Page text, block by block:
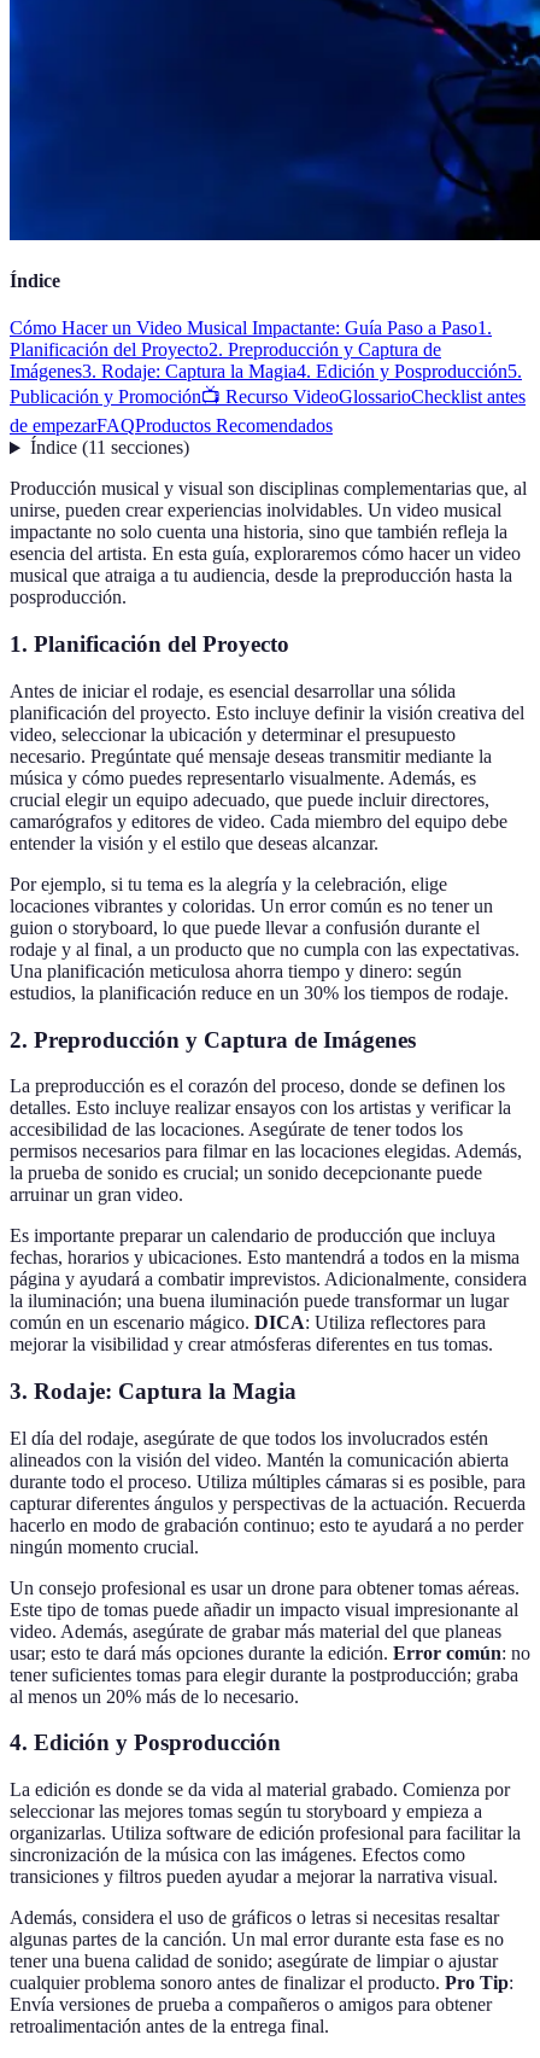
Índice
Cómo Hacer un Video Musical Impactante: Guía Paso a Paso1.
Planificación del Proyecto2. Preproducción y Captura de
Imágenes3. Rodaje: Captura la Magia4. Edición y Posproducción5.
Publicación y Promoción📺 Recurso VideoGlossarioChecklist antes
de empezarFAQProductos Recomendados
Índice(11 secciones)
Producción musical y visual son disciplinas complementarias que, al
unirse, pueden crear experiencias inolvidables. Un video musical
impactante no solo cuenta una historia, sino que también refleja la
esencia del artista. En esta guía, exploraremos cómo hacer un video
musical que atraiga a tu audiencia, desde la preproducción hasta la
posproducción.
1. Planificación del Proyecto
Antes de iniciar el rodaje, es esencial desarrollar una sólida
planificación del proyecto. Esto incluye definir la visión creativa del
video, seleccionar la ubicación y determinar el presupuesto
necesario. Pregúntate qué mensaje deseas transmitir mediante la
música y cómo puedes representarlo visualmente. Además, es
crucial elegir un equipo adecuado, que puede incluir directores,
camarógrafos y editores de video. Cada miembro del equipo debe
entender la visión y el estilo que deseas alcanzar.
Por ejemplo, si tu tema es la alegría y la celebración, elige
locaciones vibrantes y coloridas. Un error común es no tener un
guion o storyboard, lo que puede llevar a confusión durante el
rodaje y al final, a un producto que no cumpla con las expectativas.
Una planificación meticulosa ahorra tiempo y dinero: según
estudios, la planificación reduce en un 30% los tiempos de rodaje.
2. Preproducción y Captura de Imágenes
La preproducción es el corazón del proceso, donde se definen los
detalles. Esto incluye realizar ensayos con los artistas y verificar la
accesibilidad de las locaciones. Asegúrate de tener todos los
permisos necesarios para filmar en las locaciones elegidas. Además,
la prueba de sonido es crucial; un sonido decepcionante puede
arruinar un gran video.
Es importante preparar un calendario de producción que incluya
fechas, horarios y ubicaciones. Esto mantendrá a todos en la misma
página y ayudará a combatir imprevistos. Adicionalmente, considera
la iluminación; una buena iluminación puede transformar un lugar
común en un escenario mágico. DICA: Utiliza reflectores para
mejorar la visibilidad y crear atmósferas diferentes en tus tomas.
3. Rodaje: Captura la Magia
El día del rodaje, asegúrate de que todos los involucrados estén
alineados con la visión del video. Mantén la comunicación abierta
durante todo el proceso. Utiliza múltiples cámaras si es posible, para
capturar diferentes ángulos y perspectivas de la actuación. Recuerda
hacerlo en modo de grabación continuo; esto te ayudará a no perder
ningún momento crucial.
Un consejo profesional es usar un drone para obtener tomas aéreas.
Este tipo de tomas puede añadir un impacto visual impresionante al
video. Además, asegúrate de grabar más material del que planeas
usar; esto te dará más opciones durante la edición. Error común: no
tener suficientes tomas para elegir durante la postproducción; graba
al menos un 20% más de lo necesario.
4. Edición y Posproducción
La edición es donde se da vida al material grabado. Comienza por
seleccionar las mejores tomas según tu storyboard y empieza a
organizarlas. Utiliza software de edición profesional para facilitar la
sincronización de la música con las imágenes. Efectos como
transiciones y filtros pueden ayudar a mejorar la narrativa visual.
Además, considera el uso de gráficos o letras si necesitas resaltar
algunas partes de la canción. Un mal error durante esta fase es no
tener una buena calidad de sonido; asegúrate de limpiar o ajustar
cualquier problema sonoro antes de finalizar el producto. Pro Tip:
Envía versiones de prueba a compañeros o amigos para obtener
retroalimentación antes de la entrega final.